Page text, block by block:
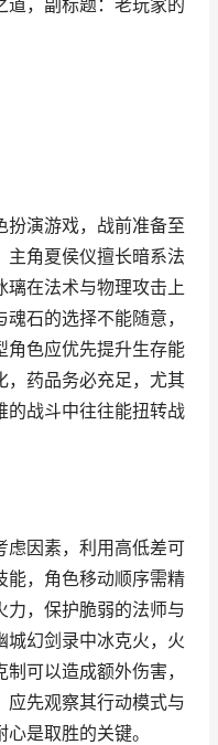
道，副标题：老玩家的
扮演游戏，战前准备至
主角夏侯仪擅长暗系法
璃在法术与物理攻击上
石的选择不能随意，
角色应优先提升生存能
，药品务必充足，尤其
的战斗中往往能扭转战
虑因素，利用高低差可
能，角色移动顺序需精
力，保护脆弱的法师与
城幻剑录中冰克火，火
可以造成额外伤害，
应先观察其行动模式与
是取胜的关键。